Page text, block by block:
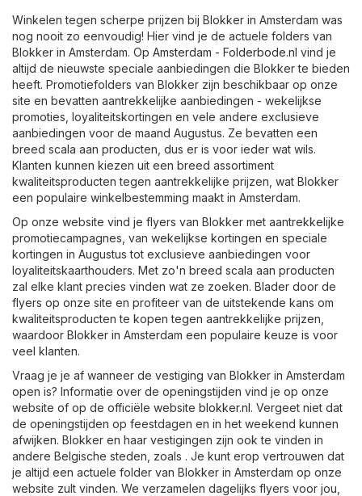
Winkelen tegen scherpe prijzen bij Blokker in Amsterdam was
nog nooit zo eenvoudig! Hier vind je de actuele folders van
Blokker in Amsterdam. Op Amsterdam - Folderbode.nl vind je
altijd de nieuwste speciale aanbiedingen die Blokker te bieden
heeft. Promotiefolders van Blokker zijn beschikbaar op onze
site en bevatten aantrekkelijke aanbiedingen - wekelijkse
promoties, loyaliteitskortingen en vele andere exclusieve
aanbiedingen voor de maand Augustus. Ze bevatten een
breed scala aan producten, dus er is voor ieder wat wils.
Klanten kunnen kiezen uit een breed assortiment
kwaliteitsproducten tegen aantrekkelijke prijzen, wat Blokker
een populaire winkelbestemming maakt in Amsterdam.
Op onze website vind je flyers van Blokker met aantrekkelijke
promotiecampagnes, van wekelijkse kortingen en speciale
kortingen in Augustus tot exclusieve aanbiedingen voor
loyaliteitskaarthouders. Met zo'n breed scala aan producten
zal elke klant precies vinden wat ze zoeken. Blader door de
flyers op onze site en profiteer van de uitstekende kans om
kwaliteitsproducten te kopen tegen aantrekkelijke prijzen,
waardoor Blokker in Amsterdam een populaire keuze is voor
veel klanten.
Vraag je je af wanneer de vestiging van Blokker in Amsterdam
open is? Informatie over de openingstijden vind je op onze
website of op de officiële website blokker.nl. Vergeet niet dat
de openingstijden op feestdagen en in het weekend kunnen
afwijken. Blokker en haar vestigingen zijn ook te vinden in
andere Belgische steden, zoals . Je kunt erop vertrouwen dat
je altijd een actuele folder van Blokker in Amsterdam op onze
website zult vinden. We verzamelen dagelijks flyers voor jou,